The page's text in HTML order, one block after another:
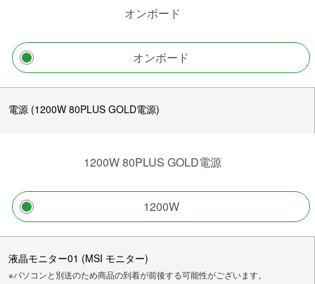
オンボード
オンボード
電源 (1200W 80PLUS GOLD電源)
1200W 80PLUS GOLD電源
1200W
液晶モニター01 (MSI モニター)
※パソコンと別送のため商品の到着が前後する可能性がございます。